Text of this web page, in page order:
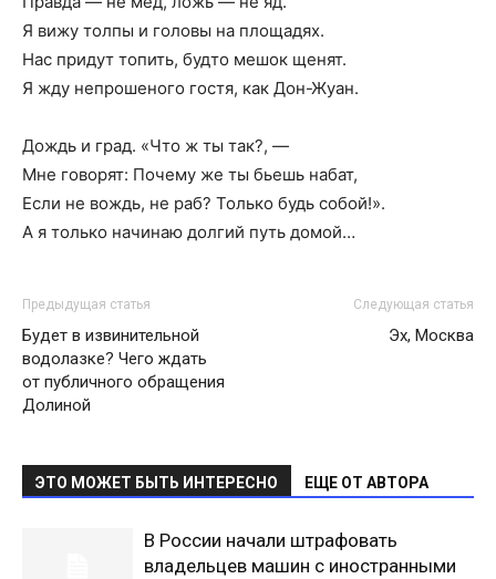
Я вижу толпы и головы на площадях.
Нас придут топить, будто мешок щенят.
Я жду непрошеного гостя, как Дон-Жуан.
Дождь и град. «Что ж ты так?, —
Мне говорят: Почему же ты бьешь набат,
Если не вождь, не раб? Только будь собой!».
А я только начинаю долгий путь домой…
Предыдущая статья
Будет в извинительной
водолазке? Чего ждать
от публичного обращения
Долиной
Следующая статья
Эх, Москва
ЭТО МОЖЕТ БЫТЬ ИНТЕРЕСНО ЕЩЕ ОТ АВТОРА
В России начали штрафовать
владельцев машин с иностранными